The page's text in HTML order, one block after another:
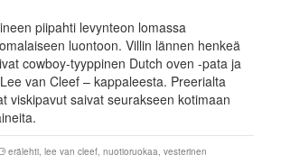
piipahti levynteon lomassa
luontoon. Villin lännen henkeä
cowboy-tyyppinen Dutch oven -pata ja
van Cleef – kappaleesta. Preerialta
viskipavut saivat seurakseen kotimaan
erälehti, lee van cleef, nuotioruokaa, vesterinen